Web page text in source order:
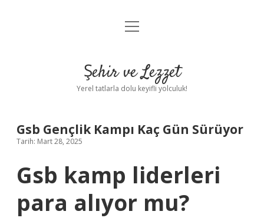
Anasayfa
Yasal Uyarı
menüyü
Şehir ve Lezzet
Yerel tatlarla dolu keyifli yolculuk!
Gsb Gençlik Kampı Kaç Gün Sürüyor
Tarih: Mart 28, 2025
Gsb kamp liderleri
para alıyor mu?